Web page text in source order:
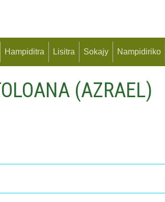
Hampiditra Lisitra Sokajy Nampidiriko
(AZRAEL)